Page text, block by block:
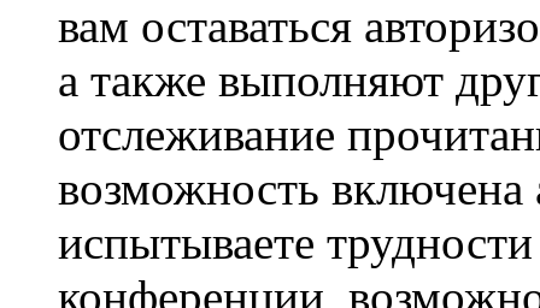
вам оставаться
а также выполняют
отслеживание
возможность
испытываете
конференции,